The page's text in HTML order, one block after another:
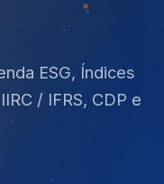
ISO 9001, ISO